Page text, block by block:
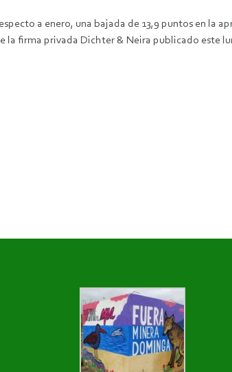
a enero, una bajada de 13,9 puntos en la
la firma privada Dichter & Neira publicado este